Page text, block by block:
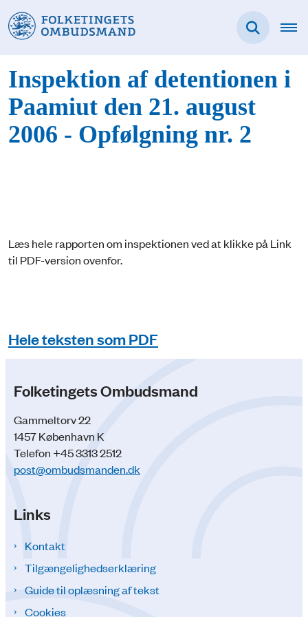
Inspektion af detentionen i
Paamiut den 21. august
2006 - Opfølgning nr. 2
Læs hele rapporten om inspektionen ved at klikke på Link
til PDF-version ovenfor.
Hele teksten som PDF
Folketingets Ombudsmand
Gammeltorv 22
1457 København K
Telefon +45 3313 2512
post@ombudsmanden.dk
Links
Kontakt
Tilgængelighedserklæring
Guide til oplæsning af tekst
Cookies